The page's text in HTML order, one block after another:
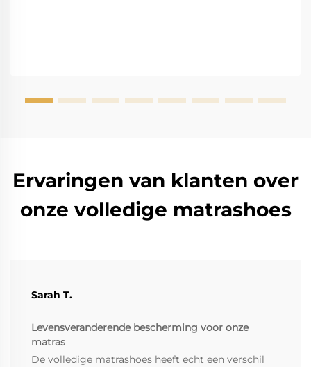
Ervaringen van klanten over
onze volledige matrashoes
Sarah T.
Levensveranderende bescherming voor onze
matras
De volledige matrashoes heeft echt een verschil